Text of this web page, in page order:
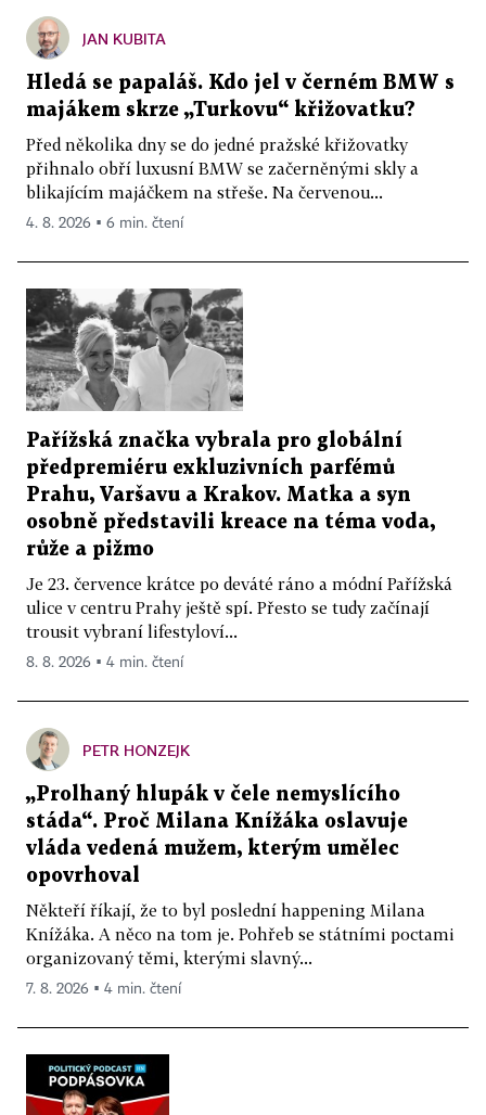
JAN KUBITA
Hledá se papaláš. Kdo jel v černém BMW s
majákem skrze „Turkovu“ křižovatku?
Před několika dny se do jedné pražské křižovatky
přihnalo obří luxusní BMW se začerněnými skly a
blikajícím majáčkem na střeše. Na červenou...
4. 8. 2026 ▪ 6 min. čtení
Pařížská značka vybrala pro globální
předpremiéru exkluzivních parfémů
Prahu, Varšavu a Krakov. Matka a syn
osobně představili kreace na téma voda,
růže a pižmo
Je 23. července krátce po deváté ráno a módní Pařížská
ulice v centru Prahy ještě spí. Přesto se tudy začínají
trousit vybraní lifestyloví...
8. 8. 2026 ▪ 4 min. čtení
PETR HONZEJK
„Prolhaný hlupák v čele nemyslícího
stáda“. Proč Milana Knížáka oslavuje
vláda vedená mužem, kterým umělec
opovrhoval
Někteří říkají, že to byl poslední happening Milana
Knížáka. A něco na tom je. Pohřeb se státními poctami
organizovaný těmi, kterými slavný...
7. 8. 2026 ▪ 4 min. čtení